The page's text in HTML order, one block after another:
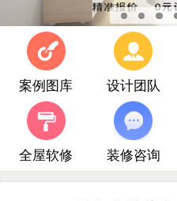
案例图库 设计团队
全屋软修 装修咨询